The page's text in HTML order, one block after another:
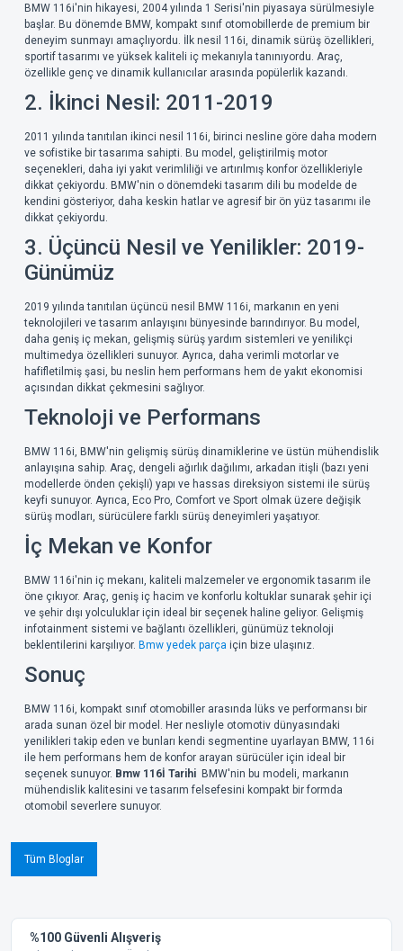
BMW 116i'nin hikayesi, 2004 yılında 1 Serisi'nin piyasaya sürülmesiyle
başlar. Bu dönemde BMW, kompakt sınıf otomobillerde de premium bir
deneyim sunmayı amaçlıyordu. İlk nesil 116i, dinamik sürüş özellikleri,
sportif tasarımı ve yüksek kaliteli iç mekanıyla tanınıyordu. Araç,
özellikle genç ve dinamik kullanıcılar arasında popülerlik kazandı.
2. İkinci Nesil: 2011-2019
2011 yılında tanıtılan ikinci nesil 116i, birinci nesline göre daha modern
ve sofistike bir tasarıma sahipti. Bu model, geliştirilmiş motor
seçenekleri, daha iyi yakıt verimliliği ve artırılmış konfor özellikleriyle
dikkat çekiyordu. BMW'nin o dönemdeki tasarım dili bu modelde de
kendini gösteriyor, daha keskin hatlar ve agresif bir ön yüz tasarımı ile
dikkat çekiyordu.
3. Üçüncü Nesil ve Yenilikler: 2019-
Günümüz
2019 yılında tanıtılan üçüncü nesil BMW 116i, markanın en yeni
teknolojileri ve tasarım anlayışını bünyesinde barındırıyor. Bu model,
daha geniş iç mekan, gelişmiş sürüş yardım sistemleri ve yenilikçi
multimedya özellikleri sunuyor. Ayrıca, daha verimli motorlar ve
hafifletilmiş şasi, bu neslin hem performans hem de yakıt ekonomisi
açısından dikkat çekmesini sağlıyor.
Teknoloji ve Performans
BMW 116i, BMW'nin gelişmiş sürüş dinamiklerine ve üstün mühendislik
anlayışına sahip. Araç, dengeli ağırlık dağılımı, arkadan itişli (bazı yeni
modellerde önden çekişli) yapı ve hassas direksiyon sistemi ile sürüş
keyfi sunuyor. Ayrıca, Eco Pro, Comfort ve Sport olmak üzere değişik
sürüş modları, sürücülere farklı sürüş deneyimleri yaşatıyor.
İç Mekan ve Konfor
BMW 116i'nin iç mekanı, kaliteli malzemeler ve ergonomik tasarım ile
öne çıkıyor. Araç, geniş iç hacim ve konforlu koltuklar sunarak şehir içi
ve şehir dışı yolculuklar için ideal bir seçenek haline geliyor. Gelişmiş
infotainment sistemi ve bağlantı özellikleri, günümüz teknoloji
beklentilerini karşılıyor. Bmw yedek parça için bize ulaşınız.
Sonuç
BMW 116i, kompakt sınıf otomobiller arasında lüks ve performansı bir
arada sunan özel bir model. Her nesliyle otomotiv dünyasındaki
yenilikleri takip eden ve bunları kendi segmentine uyarlayan BMW, 116i
ile hem performans hem de konfor arayan sürücüler için ideal bir
seçenek sunuyor. Bmw 116İ Tarihi BMW'nin bu modeli, markanın
mühendislik kalitesini ve tasarım felsefesini kompakt bir formda
otomobil severlere sunuyor.
Tüm Bloglar
%100 Güvenli Alışveriş